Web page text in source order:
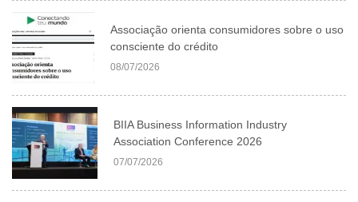
Associação orienta consumidores sobre o uso
consciente do crédito
08/07/2026
BIIA Business Information Industry
Association Conference 2026
07/07/2026